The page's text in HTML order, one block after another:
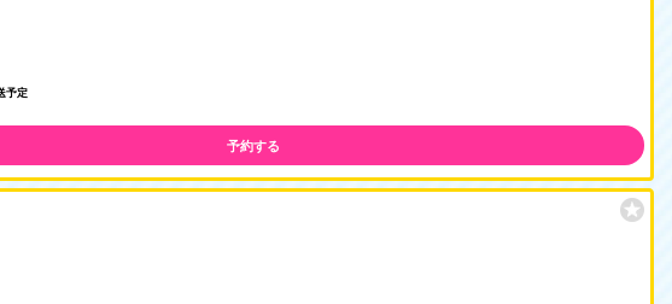
予定
予約する